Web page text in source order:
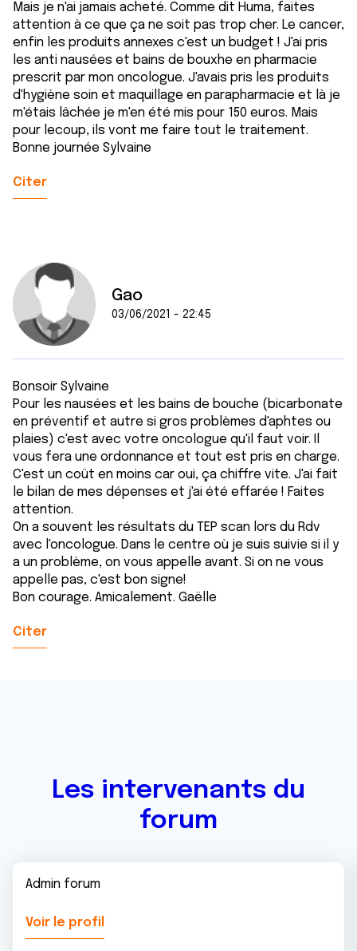
ou qu'ils ont collectées lors de votre utilisation de leurs
services.
Mais je n'ai jamais acheté. Comme dit Huma, faites
attention à ce que ça ne soit pas trop cher. Le cancer,
enfin les produits annexes c'est un budget ! J'ai pris
les anti nausées et bains de bouxhe en pharmacie
prescrit par mon oncologue. J'avais pris les produits
d'hygiène soin et maquillage en parapharmacie et là je
m'étais lâchée je m'en été mis pour 150 euros. Mais
pour lecoup, ils vont me faire tout le traitement.
Bonne journée Sylvaine
Citer
Gao
03/06/2021 - 22:45
Bonsoir Sylvaine
Pour les nausées et les bains de bouche (bicarbonate
en préventif et autre si gros problèmes d'aphtes ou
plaies) c'est avec votre oncologue qu'il faut voir. Il
vous fera une ordonnance et tout est pris en charge.
C'est un coût en moins car oui, ça chiffre vite. J'ai fait
le bilan de mes dépenses et j'ai été effarée ! Faites
attention.
On a souvent les résultats du TEP scan lors du Rdv
avec l'oncologue. Dans le centre où je suis suivie si il y
a un problème, on vous appelle avant. Si on ne vous
appelle pas, c'est bon signe!
Bon courage. Amicalement. Gaëlle
Citer
Les intervenants du
forum
Admin forum
Voir le profil